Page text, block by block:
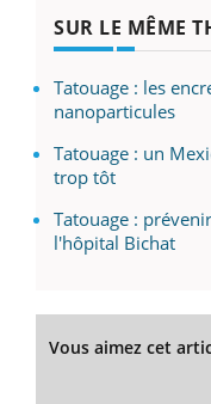
SUR LE MÊME
Tatouage : les
nanoparticules
Tatouage : un
trop tôt
Tatouage :
l'hôpital Bichat
Vous aimez cet